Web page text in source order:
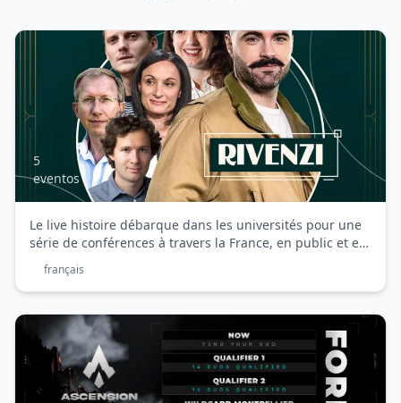
Le
De
L'Histoire
Rivenzi
5
eventos
Le live histoire débarque dans les universités pour une
série de conférences à travers la France, en public et en
direct sur Twitch ! 5 dates, 5 lieux, 5 histoires.
français
Ascension